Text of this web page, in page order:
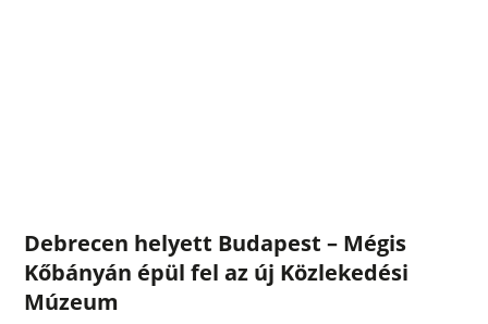
Debrecen helyett Budapest – Mégis
Kőbányán épül fel az új Közlekedési
Múzeum